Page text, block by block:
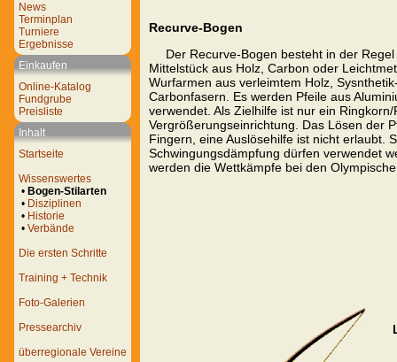
News
Terminplan
Turniere
Ergebnisse
Einkaufen
Online-Katalog
Fundgrube
Preisliste
Inhalt
Startseite
Wissenswertes
• Bogen-Stilarten
• Disziplinen
• Historie
• Verbände
Die ersten Schritte
Training + Technik
Foto-Galerien
Pressearchiv
überregionale Vereine
Recurve-Bogen
Der Recurve-Bogen besteht in der
Mittelstück aus Holz, Carbon oder
Wurfarmen aus verleimtem Holz,
Carbonfasern. Es werden Pfeile aus
verwendet. Als Zielhilfe ist nur ein
Vergrößerungseinrichtung. Das Lösen der
Fingern, eine Auslösehilfe ist nicht erlaubt.
Schwingungsdämpfung dürfen verwendet
werden die Wettkämpfe bei den